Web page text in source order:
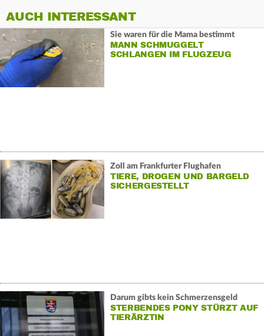
AUCH INTERESSANT
Sie waren für die Mama bestimmt
MANN SCHMUGGELT
SCHLANGEN IM FLUGZEUG
Zoll am Frankfurter Flughafen
TIERE, DROGEN UND BARGELD
SICHERGESTELLT
Darum gibts kein Schmerzensgeld
STERBENDES PONY STÜRZT AUF
TIERÄRZTIN